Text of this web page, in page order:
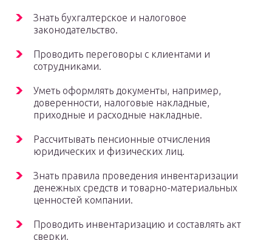
Знать бухгалтерское и налоговое
законодательство.
Проводить переговоры с клиентами и
сотрудниками.
Уметь оформлять документы, например,
доверенности, налоговые накладные,
приходные и расходные накладные.
Рассчитывать пенсионные отчисления
юридических и физических лиц.
Знать правила проведения инвентаризации
денежных средств и товарно-материальных
ценностей компании.
Проводить инвентаризацию и составлять акт
сверки.